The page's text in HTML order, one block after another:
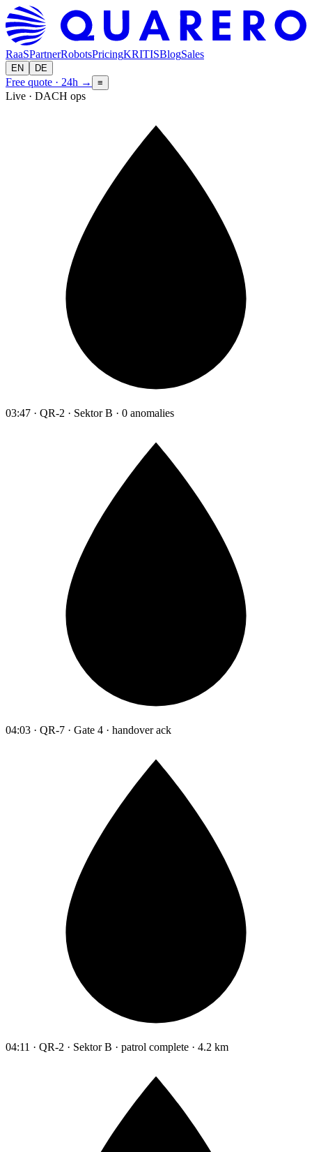
RaaSPartnerRobotsPricingKRITISBlogSales
EN DE
Free quote · 24h → ≡
Live · DACH ops
03:47 · QR-2 · Sektor B · 0 anomalies
04:03 · QR-7 · Gate 4 · handover ack
04:11 · QR-2 · Sektor B · patrol complete · 4.2 km